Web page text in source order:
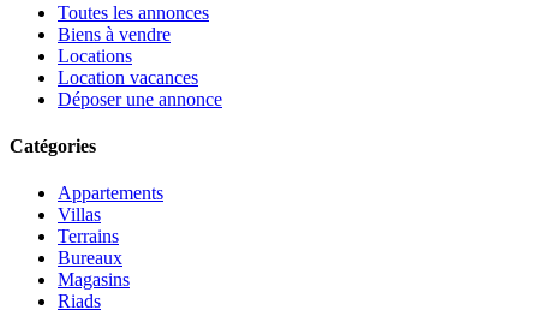
Toutes les annonces
Biens à vendre
Locations
Location vacances
Déposer une annonce
Catégories
Appartements
Villas
Terrains
Bureaux
Magasins
Riads